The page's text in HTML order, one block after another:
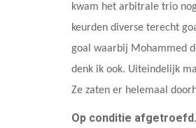
kwam het arbitrale trio
keurden diverse terecht
goal waarbij Mohammed
denk ik ook. Uiteindelijk
Ze zaten er helemaal
Op conditie